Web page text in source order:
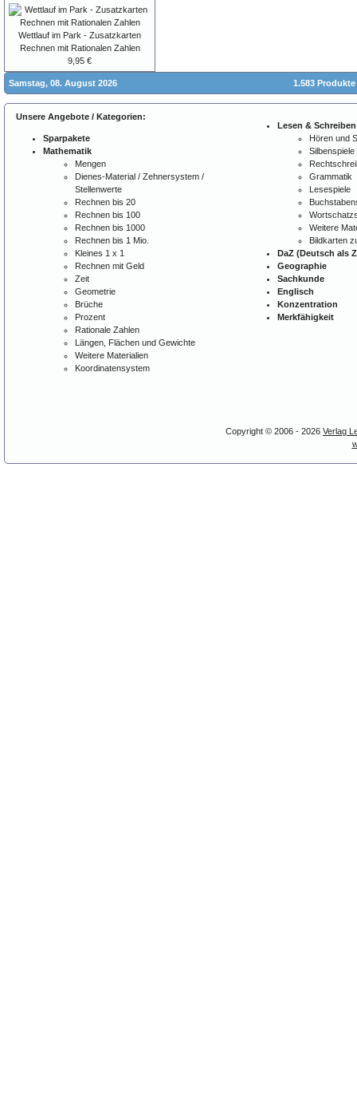
Wettlauf im Park - Zusatzkarten
Rechnen mit Rationalen Zahlen
9,95 €
Samstag, 08. August 2026 1.583
Unsere Angebote / Kategorien:
Sparpakete
Mathematik
Mengen
Dienes-Material / Zehnersystem /
Stellenwerte
Rechnen bis 20
Rechnen bis 100
Rechnen bis 1000
Rechnen bis 1 Mio.
Kleines 1 x 1
Rechnen mit Geld
Zeit
Geometrie
Brüche
Prozent
Rationale Zahlen
Längen, Flächen und Gewichte
Weitere Materialien
Koordinatensystem
Lesen & Schreiben
Hören und
Silbenspiele
Grammatik
Lesespiele
Weitere
Bildkarten
DaZ (Deutsch als
Geographie
Sachkunde
Englisch
Konzentration
Merkfähigkeit
Copyright © 2006 - 2026 Verlag